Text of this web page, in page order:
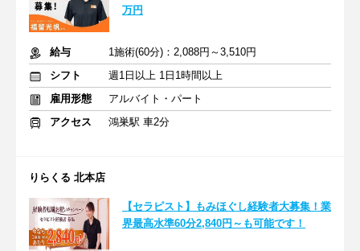
万円
給与
1施術(60分)：2,088円～3,510円
シフト
週1日以上 1日1時間以上
雇用形態
アルバイト・パート
アクセス
鴻巣駅 車2分
りらくる 北本店
【セラピスト】もみほぐし経験者大募集！業
界最高水準60分2,840円～も可能です！